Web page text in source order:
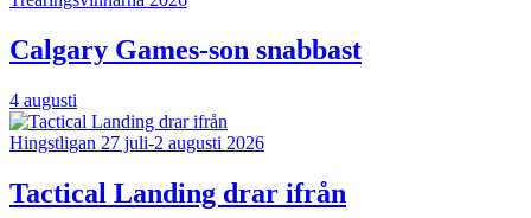
Calgary Games-son snabbast
4 augusti
Hingstligan 27 juli-2 augusti 2026
Tactical Landing drar ifrån